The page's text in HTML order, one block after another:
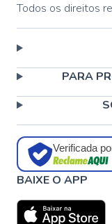
Todos os direitos
PARA
Verificada
BAIXE O APP